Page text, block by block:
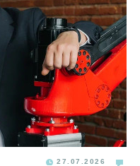
27.07.2026